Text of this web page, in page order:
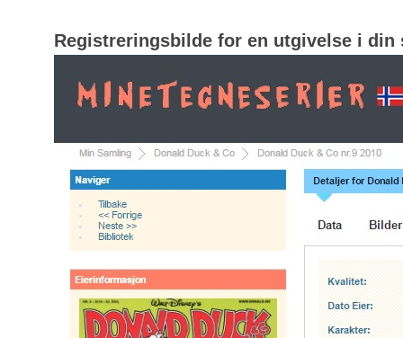
Registreringsbilde for en utgivelse i din